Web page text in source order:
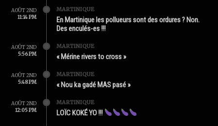
AOÛT 2ND
11:14 PM
MARTINIQUE
En Martinique les pollueurs sont des ordures ? Non.
Des enculés-es !!!
AOÛT 2ND
5:56 PM
MARTINIQUE
« Mérine rivers to cross »
AOÛT 2ND
5:48 PM
MARTINIQUE
« Nou ka gadé MAS pasé »
AOÛT 2ND
12:05 PM
MARTINIQUE
LOÏC KOKÉ YO !!!